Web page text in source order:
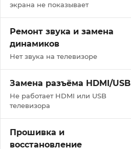
экрана не показывает
Ремонт звука и замена
динамиков
Нет звука на телевизоре
Замена разъёма HDMI/USB
Не работает HDMI или USB
телевизора
Прошивка и
восстановление